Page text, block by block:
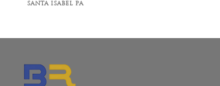
SANTA ISABEL PA